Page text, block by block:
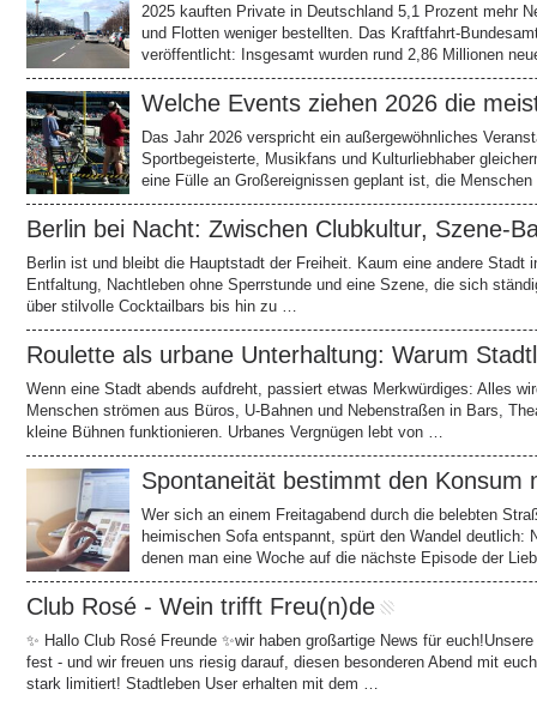
2025 kauften Private in Deutschland 5,1 Prozent mehr
und Flotten weniger bestellten. Das Kraftfahrt-
veröffentlicht: Insgesamt wurden rund 2,86 Millionen
Welche Events ziehen 2026 die
Das Jahr 2026 verspricht ein außergewöhnliches
Sportbegeisterte, Musikfans und Kulturliebhaber
eine Fülle an Großereignissen geplant ist, die
Berlin bei Nacht: Zwischen Clubkultur, Szene-
Berlin ist und bleibt die Hauptstadt der Freiheit. Kaum eine andere
Entfaltung, Nachtleben ohne Sperrstunde und eine Szene, die sich
über stilvolle Cocktailbars bis hin zu …
Roulette als urbane Unterhaltung: Warum
Wenn eine Stadt abends aufdreht, passiert etwas Merkwürdiges: Alles
Menschen strömen aus Büros, U-Bahnen und Nebenstraßen in Bars,
kleine Bühnen funktionieren. Urbanes Vergnügen lebt von …
Spontaneität bestimmt den
Wer sich an einem Freitagabend durch die belebten
heimischen Sofa entspannt, spürt den Wandel deutlich:
denen man eine Woche auf die nächste Episode der
Club Rosé - Wein trifft Freu(n)de
✨ Hallo Club Rosé Freunde ✨wir haben großartige News für
fest - und wir freuen uns riesig darauf, diesen besonderen Abend mit
stark limitiert! Stadtleben User erhalten mit dem …